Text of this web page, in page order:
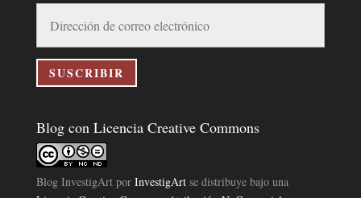
correo
electrónico
SUSCRIBIR
Blog con Licencia Creative Commons
Blog InvestigArtpor InvestigArtse distribuye bajo una